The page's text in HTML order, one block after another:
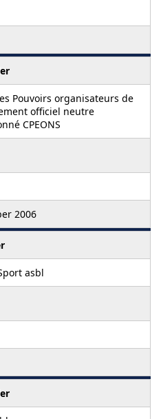
Pouvoirs organisateurs de
officiel neutre
CPEONS
2006
asbl